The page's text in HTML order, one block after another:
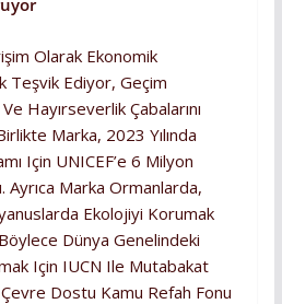
Olarak Ekonomik
Teşvik Ediyor, Geçim
Hayırseverlik Çabalarını
Marka, 2023 Yılında
Için UNICEF’e 6 Milyon
Ayrıca Marka Ormanlarda,
Ekolojiyi Korumak
Dünya Genelindeki
Için IUCN Ile Mutabakat
Çevre Dostu Kamu Refah Fonu